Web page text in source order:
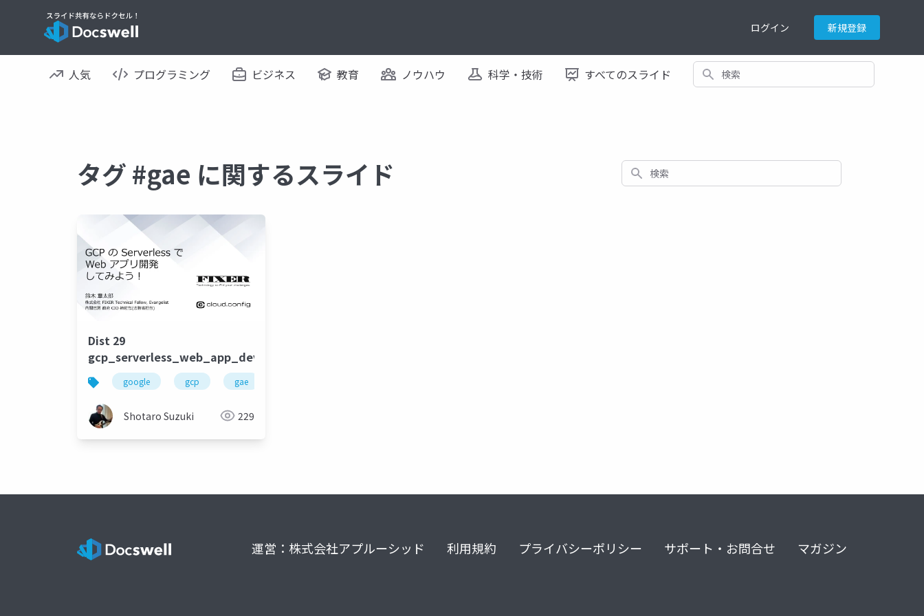
ログイン 新規登録
人気 プログラミング ビジネス 教育 ノウハウ 科学・技術 すべてのスライド 検索
タグ #gae に関するスライド 検索
Dist 29
gcp_serverless_web_app_development
google gcp gae
Shotaro Suzuki 229
運営：株式会社アプルーシッド 利用規約 プライバシーポリシー サポート・お問合せ マガジン